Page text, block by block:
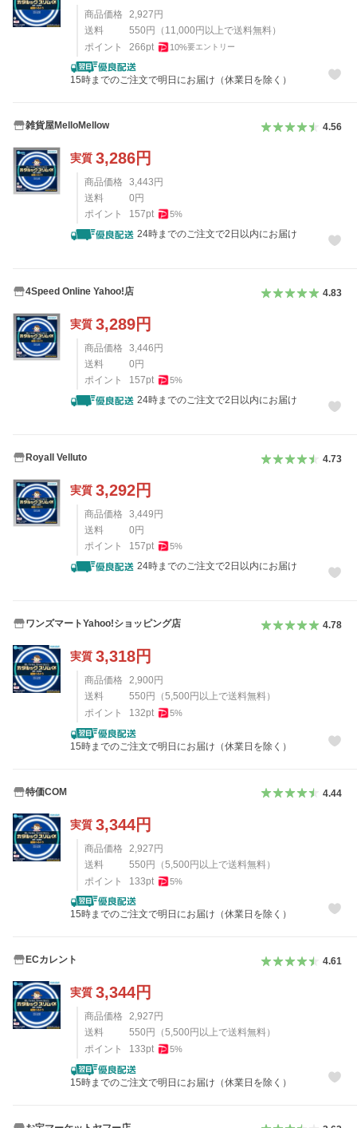
商品価格 2,927円
送料
550円 （ 11,000円以上で送料無料）
ポイント
266pt 10%要エントリー
15時までのご注文で明日にお届け（休業日を除く）
雑貨屋MelloMellow 4.56
実質 3,286円
商品価格 3,443 円
送料
0 円
ポイント
157pt 5%
24時までのご注文で2日以内にお届け
4Speed Online Yahoo!店 4.83
実質 3,289円
商品価格 3,446 円
送料
0 円
ポイント
157pt 5%
24時までのご注文で2日以内にお届け
Royall Velluto 4.73
実質 3,292円
商品価格 3,449 円
送料
0 円
ポイント
157pt 5%
24時までのご注文で2日以内にお届け
ワンズマートYahoo!ショッピング店 4.78
実質 3,318円
商品価格 2,900 円
送料
550 円 （5,500 円以上で送料無料）
ポイント
132pt 5%
15時までのご注文で明日にお届け（休業日を除く）
特価COM 4.44
実質 3,344円
商品価格 2,927円
送料
550円 （5,500円以上で送料無料）
ポイント
133pt 5%
15時までのご注文で明日にお届け（休業日を除く）
ECカレント 4.61
実質 3,344円
商品価格 2,927 円
送料
550 円 （5,500 円以上で送料無料）
ポイント
133pt 5%
15時までのご注文で明日にお届け（休業日を除く）